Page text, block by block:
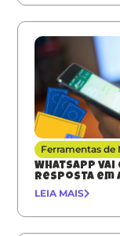
Ferramentas
Whatsapp
resposta em
LEIA MAIS